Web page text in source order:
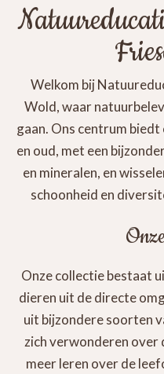
Welkom bij
Wold, waar
gaan. Ons centrum
en oud, met een
en mineralen, en
schoonheid en
Onze collectie bestaat
dieren uit de directe
uit bijzondere soorten
zich verwonderen over
meer leren over de